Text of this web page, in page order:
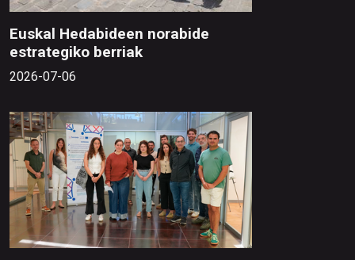
Euskal Hedabideen norabide
estrategiko berriak
2026-07-06